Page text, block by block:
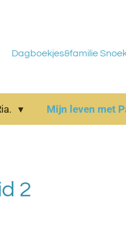
Dagboekjes&familie
Mijn leven met
2